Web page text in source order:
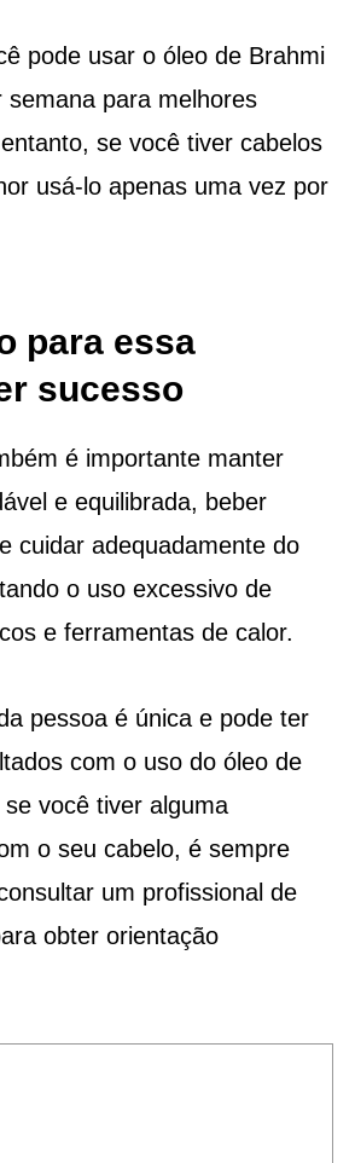
pode usar o óleo de Brahmi
semana para melhores
se você tiver cabelos
usá-lo apenas uma vez por
para essa
sucesso
é importante manter
e equilibrada, beber
cuidar adequadamente do
o uso excessivo de
e ferramentas de calor.
pessoa é única e pode ter
com o uso do óleo de
você tiver alguma
o seu cabelo, é sempre
um profissional de
obter orientação